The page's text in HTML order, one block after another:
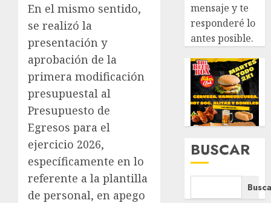
En el mismo sentido,
se realizó la
presentación y
aprobación de la
primera modificación
presupuestal al
Presupuesto de
Egresos para el
ejercicio 2026,
específicamente en lo
referente a la plantilla
de personal, en apego
mensaje y te
responderé lo
antes posible.
BUSCAR